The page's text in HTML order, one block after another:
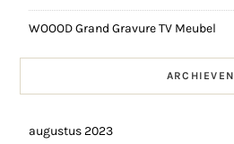
WOOOD Grand Gravure TV Meubel
ARCHIEVEN
augustus 2023